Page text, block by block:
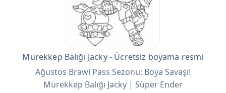
Mürekkep Balığı Jacky - Ücretsiz boyama resmi
Ağustos Brawl Pass Sezonu: Boya Savaşı!
Mürekkep Balığı Jacky | Süper Ender